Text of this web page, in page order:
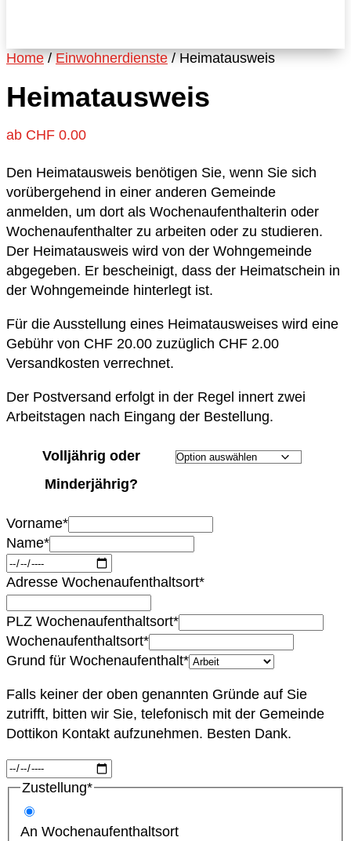
Home/Einwohnerdienste/ Heimatausweis
Heimatausweis
ab CHF 0.00
Den Heimatausweis benötigen Sie, wenn Sie sich
vorübergehend in einer anderen Gemeinde
anmelden, um dort als Wochenaufenthalterin oder
Wochenaufenthalter zu arbeiten oder zu studieren.
Der Heimatausweis wird von der Wohngemeinde
abgegeben. Er bescheinigt, dass der Heimatschein in
der Wohngemeinde hinterlegt ist.
Für die Ausstellung eines Heimatausweises wird eine
Gebühr von CHF 20.00 zuzüglich CHF 2.00
Versandkosten verrechnet.
Der Postversand erfolgt in der Regel innert zwei
Arbeitstagen nach Eingang der Bestellung.
Volljährig oder
Minderjährig?
Vorname*(required)
Name*(required)
Adresse Wochenaufenthaltsort*(required)
PLZ Wochenaufenthaltsort*(required)
Wochenaufenthaltsort*(required)
Grund für Wochenaufenthalt*(required)
Falls keiner der oben genannten Gründe auf Sie
zutrifft, bitten wir Sie, telefonisch mit der Gemeinde
Dottikon Kontakt aufzunehmen. Besten Dank.
Zustellung*(required)
An Wochenaufenthaltsort